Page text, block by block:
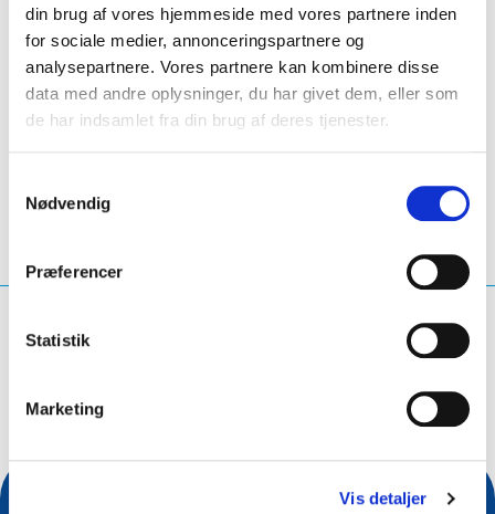
din brug af vores hjemmeside med vores partnere inden
for sociale medier, annonceringspartnere og
analysepartnere. Vores partnere kan kombinere disse
data med andre oplysninger, du har givet dem, eller som
de har indsamlet fra din brug af deres tjenester.
Nødvendig
Præferencer
Statistik
Marketing
Vis detaljer
campaigns are set to go live between July and
December 2021.
LinkedInTwitterFacebook
Hvad leder du efter?